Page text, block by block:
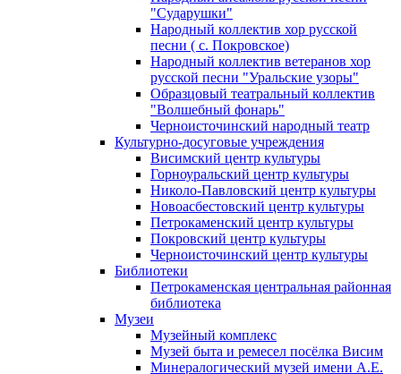
"Сударушки"
Народный коллектив хор русской
песни ( с. Покровское)
Народный коллектив ветеранов хор
русской песни "Уральские узоры"
Образцовый театральный коллектив
"Волшебный фонарь"
Черноисточинский народный театр
Культурно-досуговые учреждения
Висимский центр культуры
Горноуральский центр культуры
Николо-Павловский центр культуры
Новоасбестовский центр культуры
Петрокаменский центр культуры
Покровский центр культуры
Черноисточинский центр культуры
Библиотеки
Петрокаменская центральная районная
библиотека
Музеи
Музейный комплекс
Музей быта и ремесел посёлка Висим
Минералогический музей имени А.Е.